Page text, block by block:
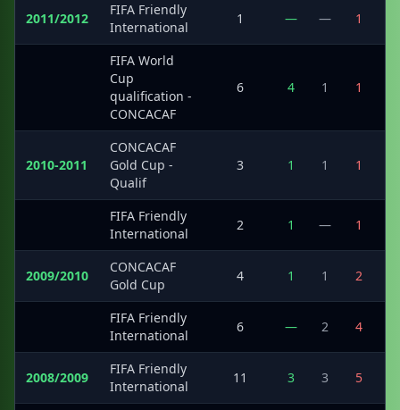
2011/2012
FIFA Friendly
International
1 — — 1
FIFA World
Cup
qualification -
CONCACAF
6 4 1 1
2010-2011
CONCACAF
Gold Cup -
Qualif
3 1 1 1
FIFA Friendly
International
2 1 — 1
2009/2010
CONCACAF
Gold Cup
4 1 1 2
FIFA Friendly
International
6 — 2 4
2008/2009
FIFA Friendly
International
11 3 3 5